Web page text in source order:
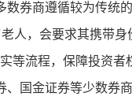
券商遵循较为传统
人，会要求其携带
等流程，保障投资者
国金证券等少数券